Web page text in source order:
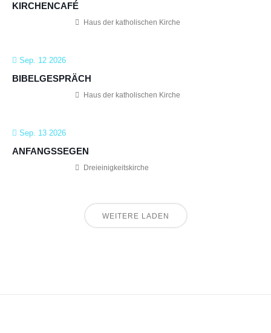
KIRCHENCAFÉ
Haus der katholischen Kirche
Sep. 12 2026
BIBELGESPRÄCH
Haus der katholischen Kirche
Sep. 13 2026
ANFANGSSEGEN
Dreieinigkeitskirche
WEITERE LADEN